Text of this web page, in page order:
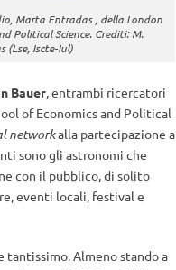
Marta Entradas , della London
Political Science. Crediti: M.
(Lse, Iscte-Iul)
Bauer, entrambi ricercatori
of Economics and Political
networkalla partecipazione a
sono gli astronomi che
con il pubblico, di solito
eventi locali, festival e
tantissimo. Almeno stando a